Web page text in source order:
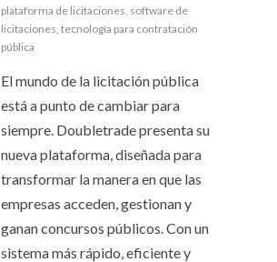
plataforma de licitaciones, software de
licitaciones, tecnología para contratación
pública
El mundo de la licitación pública
está a punto de cambiar para
siempre. Doubletrade presenta su
nueva plataforma, diseñada para
transformar la manera en que las
empresas acceden, gestionan y
ganan concursos públicos. Con un
sistema más rápido, eficiente y